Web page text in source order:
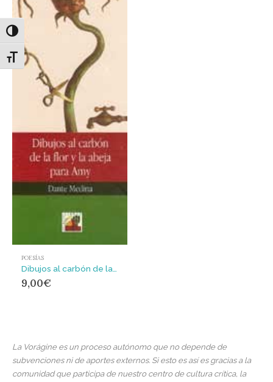
Alternar alto contraste
Alternar tamaño de letra
POESÍAS
Dibujos al carbón de la flor y la abeja para Amy
9,00€
La Vorágine es un proceso autónomo que no depende de
subvenciones ni de aportes externos. Si esto es así es gracias a la
comunidad que participa de nuestro centro de cultura crítica, la